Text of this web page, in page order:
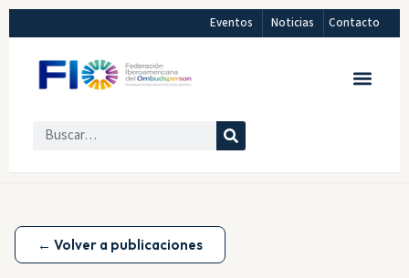
Eventos Noticias Contacto
← Volver a publicaciones